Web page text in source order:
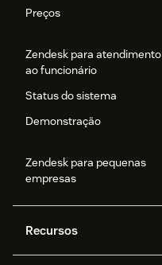
Preços
Zendesk para atendimento
ao funcionário
Status do sistema
Demonstração
Zendesk para pequenas
empresas
Recursos